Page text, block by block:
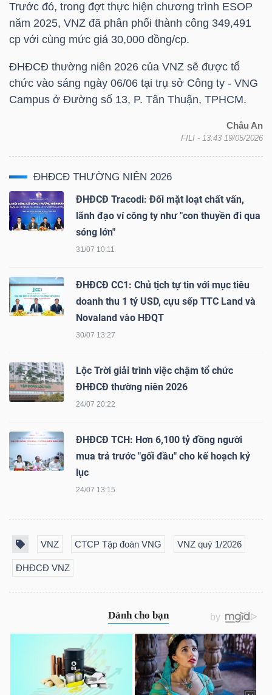
Trước đó, trong đợt thực hiện chương trình ESOP
năm 2025, VNZ đã phân phối thành công 349,491
cp với cùng mức giá 30,000 đồng/cp.
ĐHĐCĐ thường niên 2026 của VNZ sẽ được tổ
chức vào sáng ngày 06/06 tại trụ sở Công ty - VNG
Campus ở Đường số 13, P. Tân Thuận, TPHCM.
Châu An
FILI - 13:43 19/05/2026
ĐHĐCĐ THƯỜNG NIÊN 2026
ĐHĐCĐ Tracodi: Đối mặt loạt chất vấn,
lãnh đạo ví công ty như "con thuyền đi qua
sóng lớn"
31/07 10:11
ĐHĐCĐ CC1: Chủ tịch tự tin với mục tiêu
doanh thu 1 tỷ USD, cựu sếp TTC Land và
Novaland vào HĐQT
30/07 13:27
Lộc Trời giải trình việc chậm tổ chức
ĐHĐCĐ thường niên 2026
24/07 20:22
ĐHĐCĐ TCH: Hơn 6,100 tỷ đồng người
mua trả trước "gối đầu" cho kế hoạch kỷ
lục
24/07 13:15
VNZ CTCP Tập đoàn VNG VNZ quý 1/2026
ĐHĐCĐ VNZ
CỤ
ĐẦU
TRUY
LIỆU
Ngành
(-)
NGUYÊN
LIỆU
CÔNG
TIÊU
KHÔNG
THIẾT